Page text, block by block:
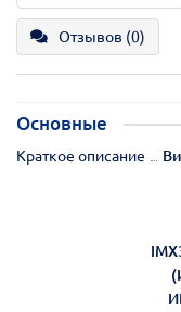
Отзывов (0)
Основные
Краткое описание